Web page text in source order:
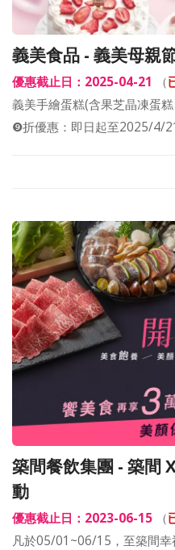
義美食品 - 義美母親
優惠截止日：2025-04-21 （
義美手繪蛋糕(含果芝晶凍蛋
❾折優惠：即日起至2025/4/
築間餐飲集團 - 築間
動
優惠截止日：2023-06-15 （
凡於05/01~06/15，至築間